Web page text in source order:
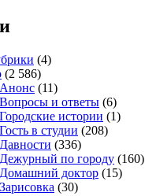
(4)
(2 586)
Анонс (11)
Вопросы и ответы (6)
Городские истории (1)
Гость в студии (208)
Давности (336)
Дежурный по городу (160)
Домашний доктор (15)
Зарисовка (30)